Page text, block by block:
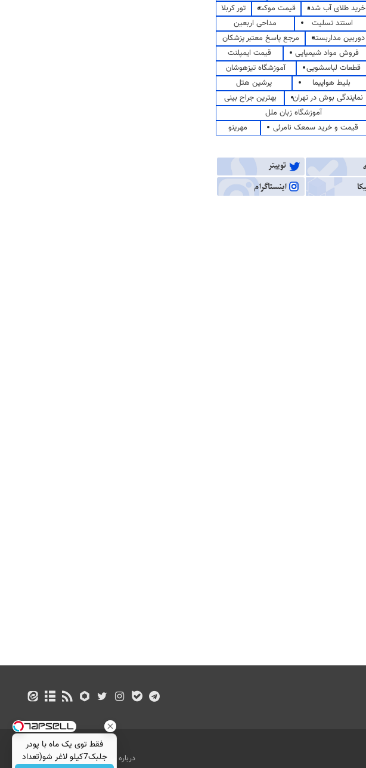
خرید طلای آب شده
قیمت موکت
تور کربلا
استند تسلیت
مداحی اربعین
دوربین مداربسته
مرجع پاسخ معتبر پزشکان
فروش مواد شیمیایی
قیمت ایمپلنت
قطعات لباسشویی
آموزشگاه تیزهوشان
بلیط هواپیما
پرشین هتل
نمایندگی بوش در تهران
بهترین جراح بینی
آموزشگاه زبان ملل
قیمت و خرید سمعک نامرئی
مهرینو
درباره ما تماس با ما بازرگانی
فقط توی یک ماه با پودر
جلبک7کیلو لاغر شو(تعداد